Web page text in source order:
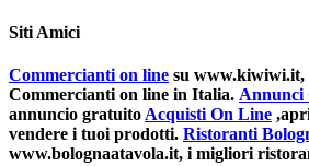
Siti Amici
Commercianti on line su www.kiwiwi.it,
Commercianti on line in Italia. Annunci
annuncio gratuitoAcquisti On Line
vendere i tuoi prodotti. Ristoranti
www.bolognaatavola.it, i migliori